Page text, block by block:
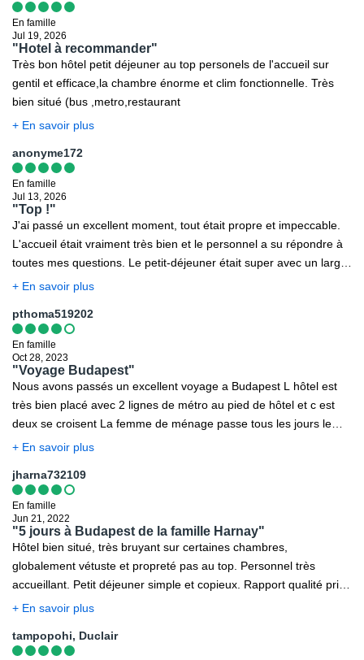
En famille
Jul 19, 2026
"Hotel à recommander"
Très bon hôtel petit déjeuner au top personels de l'accueil sur
gentil et efficace,la chambre énorme et clim fonctionnelle. Très
bien situé (bus ,metro,restaurant
+ En savoir plus
anonyme172
En famille
Jul 13, 2026
"Top !"
J'ai passé un excellent moment, tout était propre et impeccable.
L'accueil était vraiment très bien et le personnel a su répondre à
toutes mes questions. Le petit-déjeuner était super avec un large
choix de produits frais, sucrés comme salés, et des plats chauds.
à pied et le tram/métro ainsi que la gare sont juste à côté. Nous
reviendrons avec plaisir si l'occasion se présente !
+ En savoir plus
pthoma519202
En famille
Oct 28, 2023
"Voyage Budapest"
Nous avons passés un excellent voyage a Budapest L hôtel est
très bien placé avec 2 lignes de métro au pied de hôtel et c est
deux se croisent La femme de ménage passe tous les jours le
+ En savoir plus
jharna732109
En famille
Jun 21, 2022
"5 jours à Budapest de la famille Harnay"
Hôtel bien situé, très bruyant sur certaines chambres,
globalement vétuste et propreté pas au top. Personnel très
accueillant. Petit déjeuner simple et copieux. Rapport qualité prix
acceptable. Famille Harnay
+ En savoir plus
tampopohi, Duclair